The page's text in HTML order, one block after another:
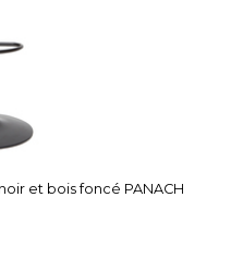
et bois foncé PANACH